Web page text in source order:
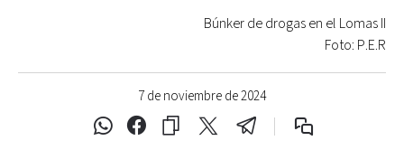
7 de noviembre de 2024
Búnker de drogas en el Lomas II
Foto: P.E.R